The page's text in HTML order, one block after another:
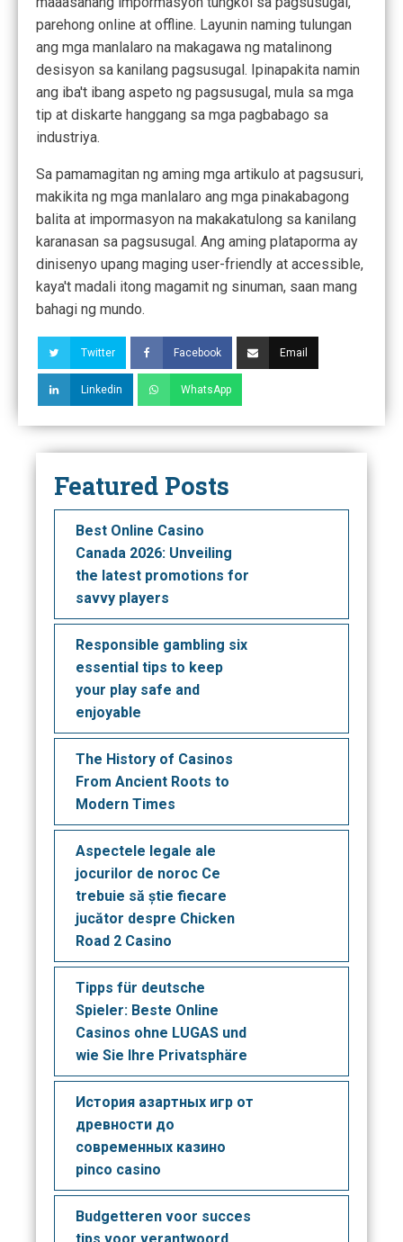
parehong online at offline. Layunin naming tulungan
ang mga manlalaro na makagawa ng matalinong
desisyon sa kanilang pagsusugal. Ipinapakita namin
ang iba't ibang aspeto ng pagsusugal, mula sa mga
tip at diskarte hanggang sa mga pagbabago sa
industriya.
Sa pamamagitan ng aming mga artikulo at pagsusuri,
makikita ng mga manlalaro ang mga pinakabagong
balita at impormasyon na makakatulong sa kanilang
karanasan sa pagsusugal. Ang aming plataporma ay
dinisenyo upang maging user-friendly at accessible,
kaya't madali itong magamit ng sinuman, saan mang
bahagi ng mundo.
Twitter Facebook Email
Linkedin WhatsApp
Featured Posts
Best Online Casino
Canada 2026: Unveiling
the latest promotions for
savvy players
Responsible gambling six
essential tips to keep
your play safe and
enjoyable
The History of Casinos
From Ancient Roots to
Modern Times
Aspectele legale ale
jocurilor de noroc Ce
trebuie să știe fiecare
jucător despre Chicken
Road 2 Casino
Tipps für deutsche
Spieler: Beste Online
Casinos ohne LUGAS und
wie Sie Ihre Privatsphäre
История азартных игр от
древности до
современных казино
pinco casino
Budgetteren voor succes